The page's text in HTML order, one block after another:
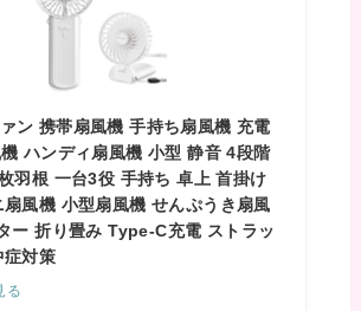
ン 携帯扇風機 手持ち扇風機 充電
ハンディ扇風機 小型 静音 4段階
羽根 一台3役 手持ち 卓上 首掛け
扇風機 小型扇風機 せんぷうき扇風
ー 折り畳み Type-C充電 ストラッ
症対策
る